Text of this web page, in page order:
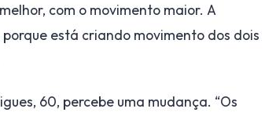
com o movimento maior. A
está criando movimento dos dois
60, percebe uma mudança. “Os